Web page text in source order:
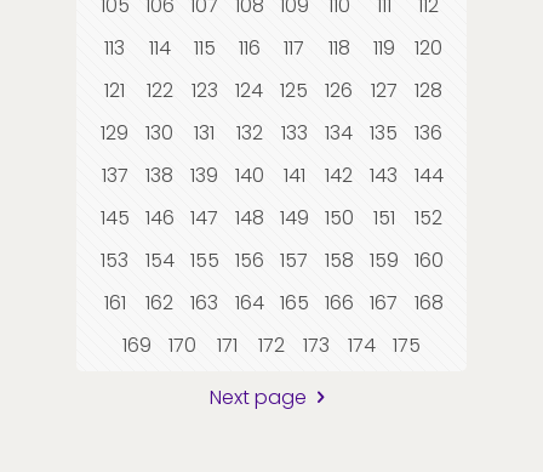
113
114 115 116 117 118 119
120
121
122 123 124 125 126 127
128
129
130 131 132 133 134 135
136
137
138 139 140 141 142 143
144
145
146 147 148 149 150 151
152
153
154 155 156 157 158 159
160
161
162 163 164 165 166 167
168
169
170 171 172 173 174
175
Next page